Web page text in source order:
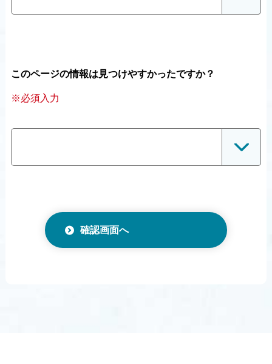
このページの情報は見つけやすかったですか？
※必須入力